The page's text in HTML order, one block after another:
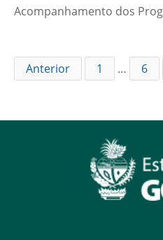
Acompanhamento dos
Anterior 1 … 6